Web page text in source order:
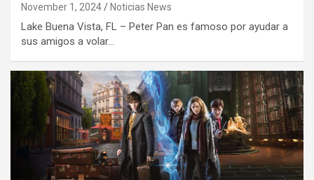
November 1, 2024 Noticias News
Lake Buena Vista, FL – Peter Pan es famoso por ayudar a
sus amigos a volar…